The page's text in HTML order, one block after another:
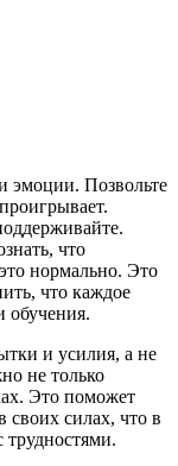
эмоции. Позвольте
что
нормально. Это
что каждое
обучения.
и усилия, а не
не только
Это поможет
своих силах, что в
трудностями.